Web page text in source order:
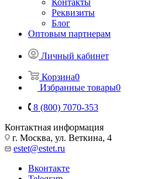
Контакты
Реквизиты
Блог
Оптовым партнерам
Личный кабинет
Корзина0
Избранные товары0
8 (800) 7070-353
Контактная информация
г. Москва, ул. Веткина, 4
estet@estet.ru
Вконтакте